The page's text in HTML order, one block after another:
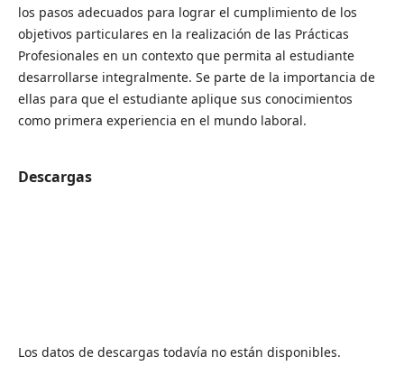
los pasos adecuados para lograr el cumplimiento de los
objetivos particulares en la realización de las Prácticas
Profesionales en un contexto que permita al estudiante
desarrollarse integralmente. Se parte de la importancia de
ellas para que el estudiante aplique sus conocimientos
como primera experiencia en el mundo laboral.
Descargas
Los datos de descargas todavía no están disponibles.